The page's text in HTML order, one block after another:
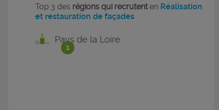
1
Top 3 des régions qui recrutenten Réalisation
et restauration de façades
Pays de la Loire